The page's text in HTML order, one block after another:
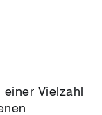
Vielzahl